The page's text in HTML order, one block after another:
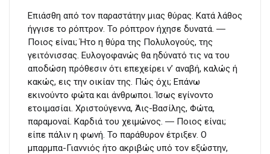
Επιάσθη από τον παραστάτην μιας θύρας. Κατά λάθος
ήγγισε το ρόπτρον. Το ρόπτρον ήχησε δυνατά. ―
Ποιος είναι; Ήτο η θύρα της Πολυλογούς, της
γειτόνισσας. Ευλογοφανώς θα ηδύνατό τις να του
αποδώση πρόθεσιν ότι επεχείρει ν’ αναβή, καλώς ή
κακώς, εις την οικίαν της. Πώς όχι; Επάνω
εκινούντο φώτα και άνθρωποι. Ίσως εγίνοντο
ετοιμασίαι. Χριστούγεννα, Άις-Βασίλης, Φώτα,
παραμοναί. Καρδιά του χειμώνος. ― Ποιος είναι;
είπε πάλιν η φωνή. Το παράθυρον έτριξεν. Ο
μπαρμπα-Γιαννιός ήτο ακριβώς υπό τον εξώστην,